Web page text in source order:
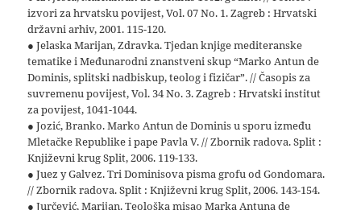
izvori za hrvatsku povijest, Vol. 07 No. 1. Zagreb : Hrvatski
državni arhiv, 2001. 115-120.
● Jelaska Marijan, Zdravka. Tjedan knjige mediteranske
tematike i Međunarodni znanstveni skup “Marko Antun de
Dominis, splitski nadbiskup, teolog i fizičar”. // Časopis za
suvremenu povijest, Vol. 34 No. 3. Zagreb : Hrvatski institut
za povijest, 1041-1044.
● Jozić, Branko. Marko Antun de Dominis u sporu između
Mletačke Republike i pape Pavla V. // Zbornik radova. Split :
Književni krug Split, 2006. 119-133.
● Juez y Galvez. Tri Dominisova pisma grofu od Gondomara.
// Zbornik radova. Split : Književni krug Split, 2006. 143-154.
● Jurčević, Marijan. Teološka misao Marka Antuna de